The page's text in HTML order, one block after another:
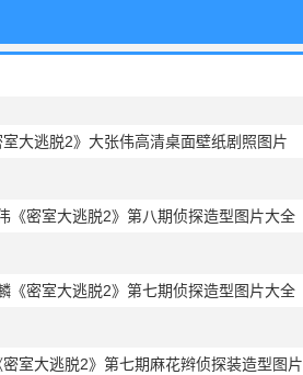
室大逃脱2》大张伟高清桌面壁纸剧照图片
《密室大逃脱2》第八期侦探造型图片大全
《密室大逃脱2》第七期侦探造型图片大全
室大逃脱2》第七期麻花辫侦探装造型图片